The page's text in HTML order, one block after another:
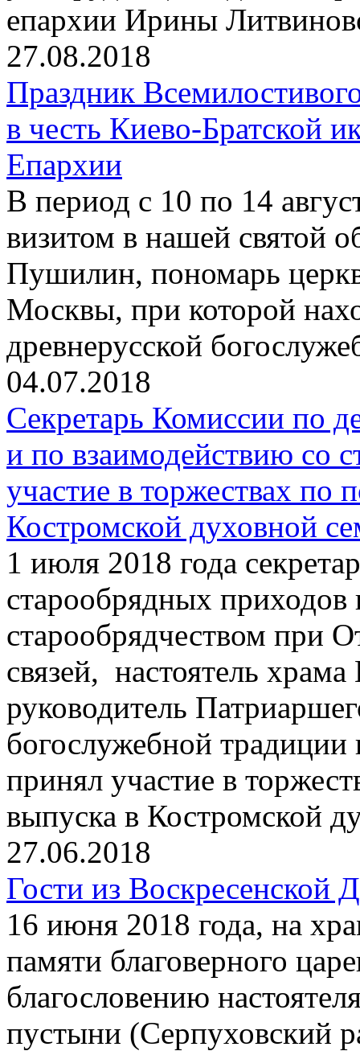
епархии Ирины
27.08.2018
Праздник
в честь Киево-Братской
Епархии
В период с 10 по 14
визитом в нашей святой
Пушилин, пономарь
Москвы, при которой
древнерусской
04.07.2018
Секретарь Комиссии по
и по взаимодействию со
участие в торжествах по
Костромской духовной
1 июля 2018 года
старообрядных
старообрядчеством при
связей, настоятель
руководитель
богослужебной
принял участие в
выпуска в Костромской
27.06.2018
Гости из Воскресенской
16 июня 2018 года, на
памяти благоверного
благословению
пустыни (Серпуховский